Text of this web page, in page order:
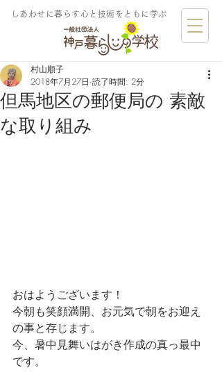
しあわせに暮らす​心と技術をともに学ぶ
但馬地区の郵便局の 素敵
な取り組み
村山順子
2018年7月27日 読了時間: 2分
おはようございます！
今朝も笑顔満開、お元気で朝をお迎え
の事と存じます。
今、暑中見舞いはがき作成の真っ最中
です。